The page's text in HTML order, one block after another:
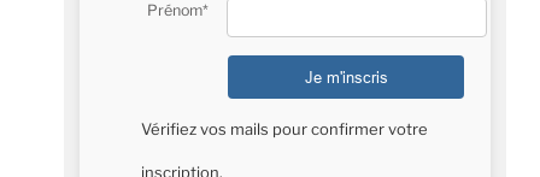
Prénom*
Vérifiez vos mails pour confirmer votre
inscription.